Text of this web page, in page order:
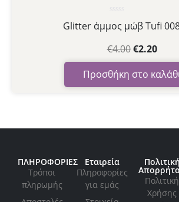
Glitter άμμος μώβ Tufi
€4.00 €2.20
Προσθήκη στο
Βαθμολογήθηκε
με
από
5
ΠΛΗΡΟΦΟΡΙΕΣ
Τρόποι
πληρωμής
Εταιρεία
Πληροφορίες
για εμάς
Πολιτική
Πολιτική
Xρήσης